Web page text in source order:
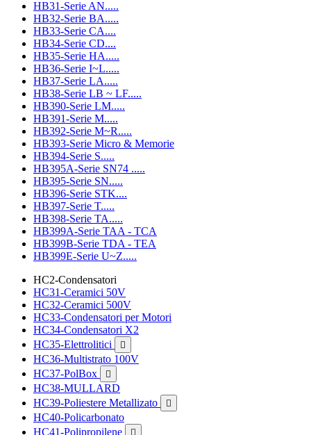
HB31-Serie AN.....
HB32-Serie BA.....
HB33-Serie CA....
HB34-Serie CD....
HB35-Serie HA.....
HB36-Serie I~L.....
HB37-Serie LA.....
HB38-Serie LB ~ LF.....
HB390-Serie LM.....
HB391-Serie M.....
HB392-Serie M~R.....
HB393-Serie Micro & Memorie
HB394-Serie S.....
HB395A-Serie SN74 .....
HB395-Serie SN.....
HB396-Serie STK....
HB397-Serie T.....
HB398-Serie TA.....
HB399A-Serie TAA - TCA
HB399B-Serie TDA - TEA
HB399E-Serie U~Z.....
HC2-Condensatori
HC31-Ceramici 50V
HC32-Ceramici 500V
HC33-Condensatori per Motori
HC34-Condensatori X2
HC35-Elettrolitici

HC36-Multistrato 100V
HC37-PolBox

HC38-MULLARD
HC39-Poliestere Metallizato

HC40-Policarbonato
HC41-Polipropilene
